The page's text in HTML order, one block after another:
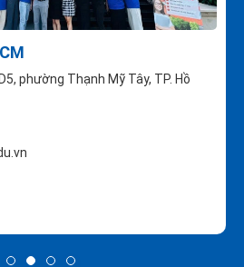
phường Thạnh Mỹ Tây, TP. Hồ